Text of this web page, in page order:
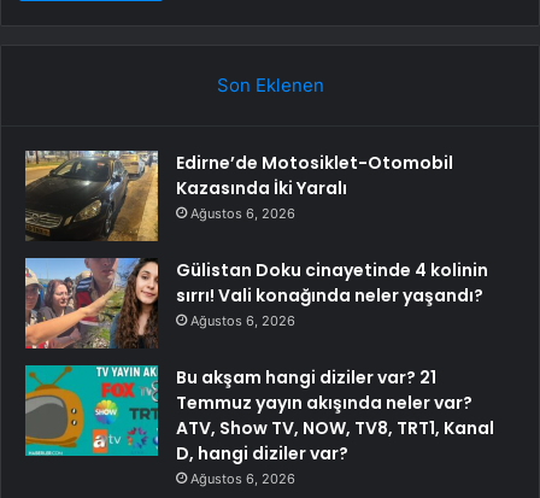
Son Eklenen
Edirne’de Motosiklet-Otomobil
Kazasında İki Yaralı
Ağustos 6, 2026
Gülistan Doku cinayetinde 4 kolinin
sırrı! Vali konağında neler yaşandı?
Ağustos 6, 2026
Bu akşam hangi diziler var? 21
Temmuz yayın akışında neler var?
ATV, Show TV, NOW, TV8, TRT1, Kanal
D, hangi diziler var?
Ağustos 6, 2026